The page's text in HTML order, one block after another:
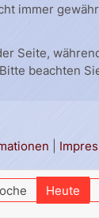
immer
Heute
Seite,
beachten